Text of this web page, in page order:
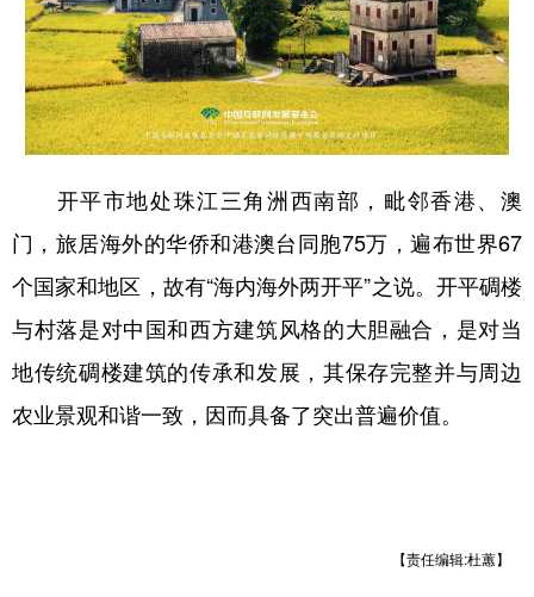
浙江 安徽 福建 江西
山东 河南 湖北 湖南
广东 广西 海南 重庆
陕西 青海
多语种频道
English Español Français عربى
开平市地处珠江三角洲西南部，毗邻香港、澳
门，旅居海外的华侨和港澳台同胞75万，遍布世界67
个国家和地区，故有“海内海外两开平”之说。开平碉楼
与村落是对中国和西方建筑风格的大胆融合，是对当
地传统碉楼建筑的传承和发展，其保存完整并与周边
农业景观和谐一致，因而具备了突出普遍价值。
【责任编辑:杜蕙】